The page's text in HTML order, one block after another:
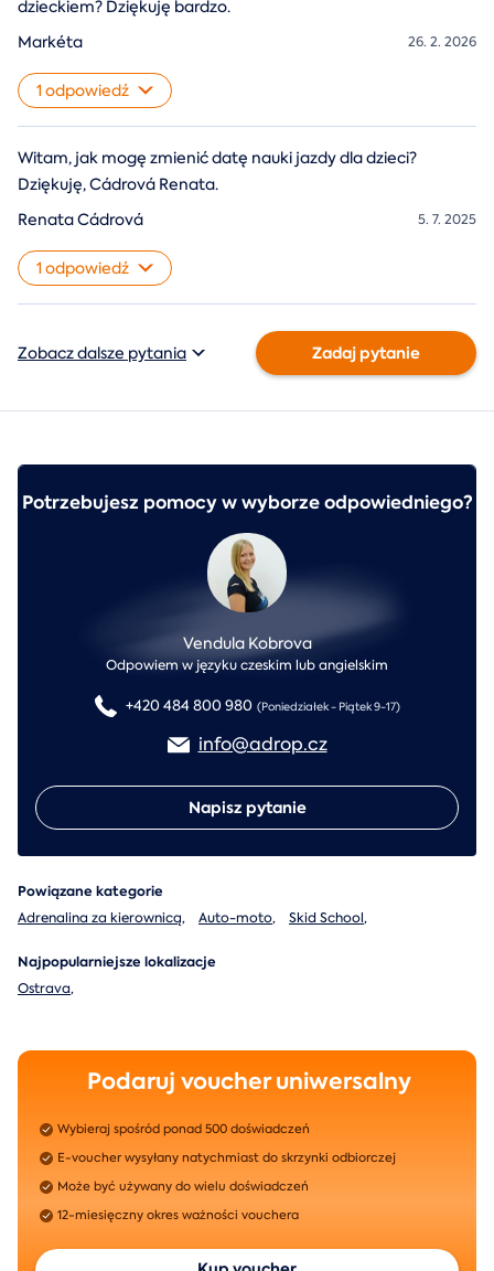
dzieckiem? Dziękuję bardzo.
26. 2. 2026
Markéta
1 odpowiedź
Witam, jak mogę zmienić datę nauki jazdy dla dzieci?
Dziękuję, Cádrová Renata.
5. 7. 2025
Renata Cádrová
1 odpowiedź
Zobacz dalsze pytania Zadaj pytanie
Potrzebujesz pomocy w wyborze odpowiedniego?
Vendula Kobrova
Odpowiem w języku czeskim lub angielskim
+420 484 800 980 (Poniedziałek - Piątek 9-17)
info@adrop.cz
Napisz pytanie
Powiązane kategorie
Adrenalina za kierownicą, Auto-moto, Skid School,
Najpopularniejsze lokalizacje
Ostrava,
Podaruj voucher uniwersalny
Wybieraj spośród ponad 500 doświadczeń
E-voucher wysyłany natychmiast do skrzynki odbiorczej
Może być używany do wielu doświadczeń
12-miesięczny okres ważności vouchera